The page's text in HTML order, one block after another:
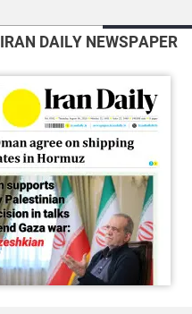
IRAN DAILY NEWSPAPER